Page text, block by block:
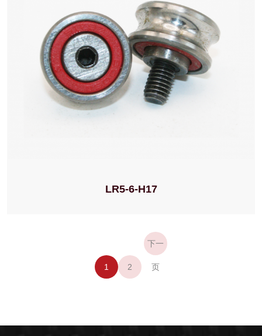
LR5-6-H17
1 2
下一
页